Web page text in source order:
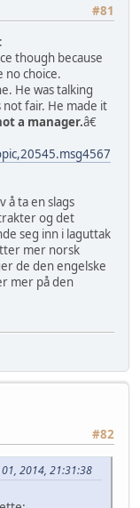
#81
though because
no choice.
He was talking
fair. He made it
a manager.â€
å ta en slags
og det
seg inn i laguttak
mer norsk
de den engelske
mer på den
#82
2014, 21:31:38